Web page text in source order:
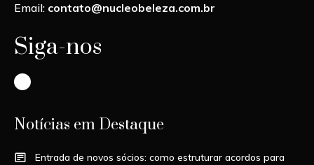
Email: contato@nucleobeleza.com.br
Siga-nos
Instagram
Notícias em Destaque
Entrada de novos sócios: como estruturar acordos para